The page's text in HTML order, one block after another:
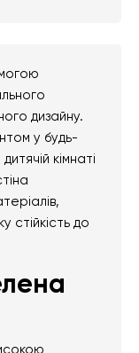
дизайну.
у будь-
кімнаті
стійкість до